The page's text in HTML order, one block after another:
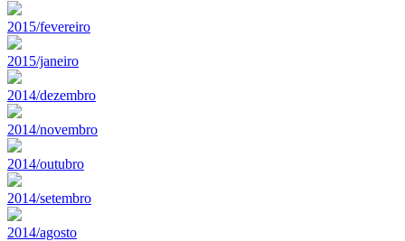
2015/fevereiro
2015/janeiro
2014/dezembro
2014/novembro
2014/outubro
2014/setembro
2014/agosto